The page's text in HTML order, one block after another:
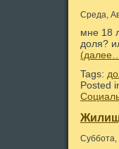
Среда,
мне 18
доля?
Tags:
Posted
Суббота,